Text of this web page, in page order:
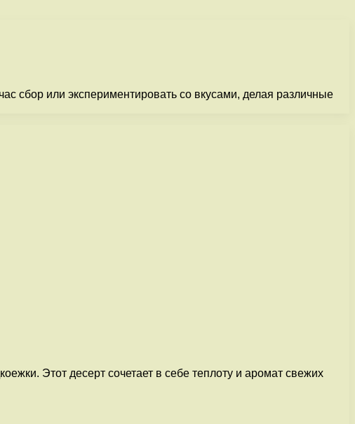
сбор или экспериментировать со вкусами, делая различные
Этот десерт сочетает в себе теплоту и аромат свежих